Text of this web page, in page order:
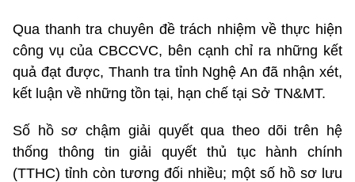
Qua thanh tra chuyên đề trách nhiệm về thực hiện
công vụ của CBCCVC, bên cạnh chỉ ra những kết
quả đạt được, Thanh tra tỉnh Nghệ An đã nhận xét,
kết luận về những tồn tại, hạn chế tại Sở TN&MT.
Số hồ sơ chậm giải quyết qua theo dõi trên hệ
thống thông tin giải quyết thủ tục hành chính
(TTHC) tỉnh còn tương đối nhiều; một số hồ sơ lưu